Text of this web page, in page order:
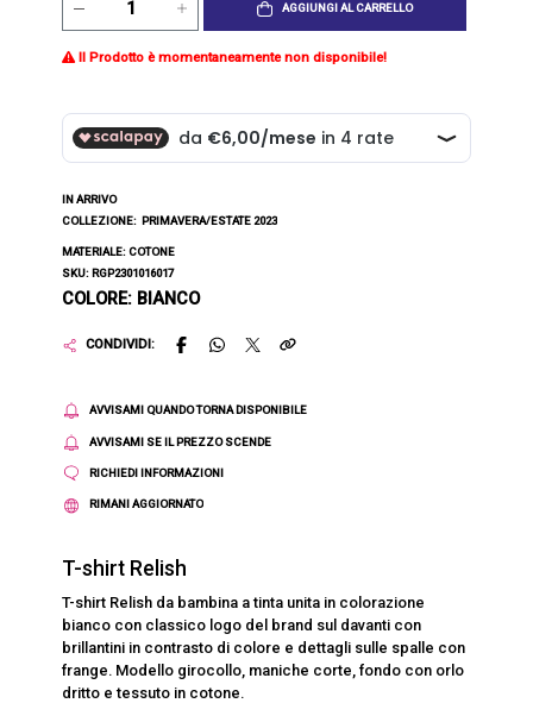
AGGIUNGI AL CARRELLO
Il Prodotto è momentaneamente non disponibile!
IN ARRIVO
COLLEZIONE: PRIMAVERA/ESTATE 2023
MATERIALE: COTONE
SKU: RGP2301016017
COLORE: BIANCO
CONDIVIDI:
AVVISAMI QUANDO TORNA DISPONIBILE
AVVISAMI SE IL PREZZO SCENDE
RICHIEDI INFORMAZIONI
RIMANI AGGIORNATO
T-shirt Relish
T-shirt Relish da bambina a tinta unita in colorazione
bianco con classico logo del brand sul davanti con
brillantini in contrasto di colore e dettagli sulle spalle con
frange. Modello girocollo, maniche corte, fondo con orlo
dritto e tessuto in cotone.